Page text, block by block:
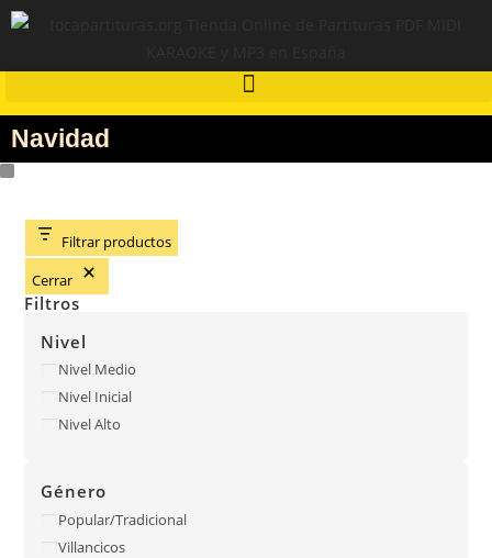
Navidad
Filtrar productos
Cerrar
Filtros
Nivel
Nivel Medio
Nivel Inicial
Nivel Alto
Género
Popular/Tradicional
Villancicos